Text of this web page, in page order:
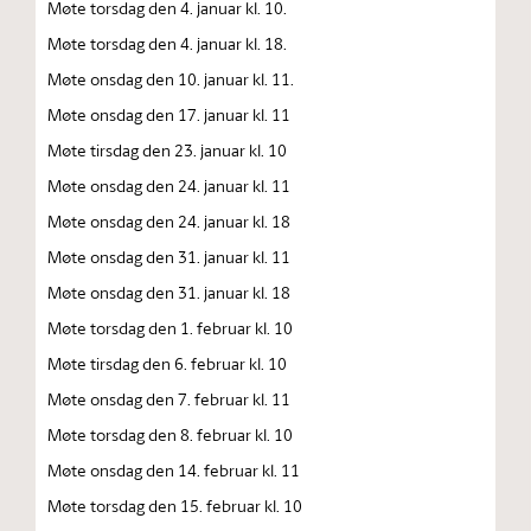
Møte torsdag den 4. januar kl. 10.
Møte torsdag den 4. januar kl. 18.
Møte onsdag den 10. januar kl. 11.
Møte onsdag den 17. januar kl. 11
Møte tirsdag den 23. januar kl. 10
Møte onsdag den 24. januar kl. 11
Møte onsdag den 24. januar kl. 18
Møte onsdag den 31. januar kl. 11
Møte onsdag den 31. januar kl. 18
Møte torsdag den 1. februar kl. 10
Møte tirsdag den 6. februar kl. 10
Møte onsdag den 7. februar kl. 11
Møte torsdag den 8. februar kl. 10
Møte onsdag den 14. februar kl. 11
Møte torsdag den 15. februar kl. 10